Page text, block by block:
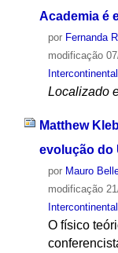
Academia é
por Fernanda
modificação
Localizado
Matthew
evolução do
por Mauro
modificação
O físico